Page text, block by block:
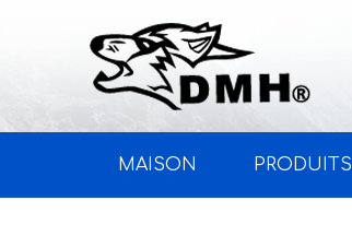
MAISON PRODUITS